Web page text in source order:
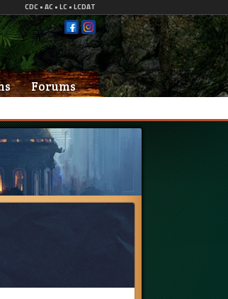
Forums